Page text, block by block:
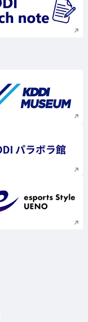
新規ウィンドウで
新規ウィンドウで
新規ウィンドウで
新規ウィンドウで